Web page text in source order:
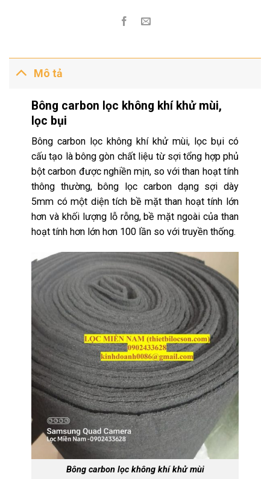
Mô tả
Bông carbon lọc không khí khử mùi,
lọc bụi
Bông carbon lọc không khí khử mùi, lọc bụi có
cấu tạo là bông gòn chất liệu từ sợi tổng hợp phủ
bột carbon được nghiền mịn, so với than hoạt tính
thông thường, bông lọc carbon dạng sợi dày
5mm có một diện tích bề mặt than hoạt tính lớn
hơn và khối lượng lỗ rỗng, bề mặt ngoài của than
hoạt tính hơn lớn hơn 100 lần so với truyền thống.
Bông carbon lọc không khí khử mùi